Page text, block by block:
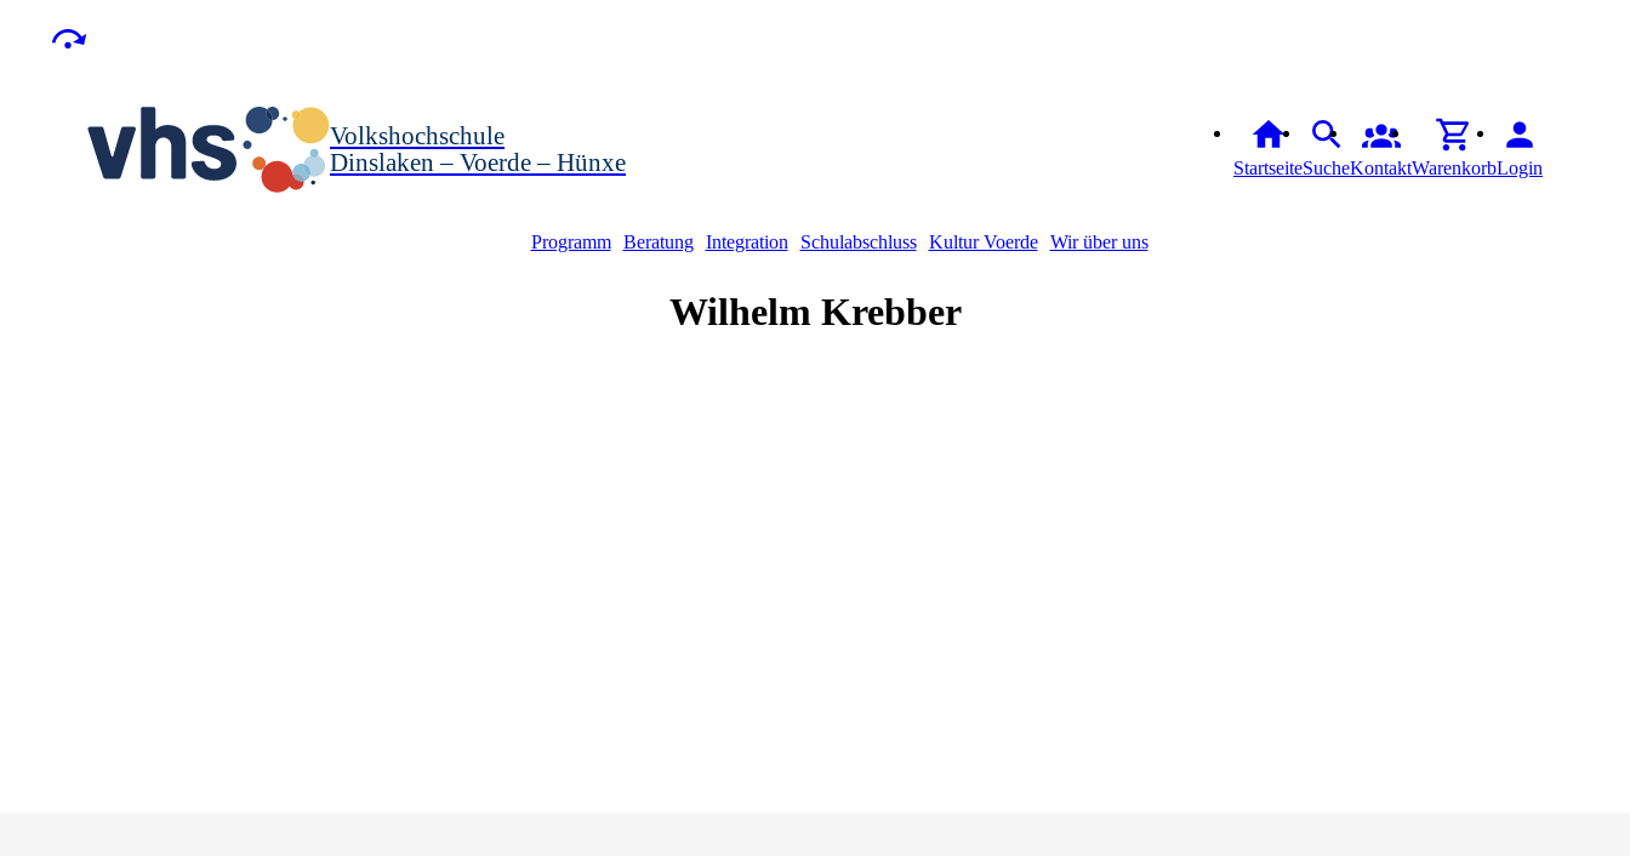
Volkshochschule
Dinslaken – Voerde – Hünxe
StartseiteSucheKontaktWarenkorbLogin
Programm Beratung Integration Schulabschluss Kultur Voerde Wir über uns
Wilhelm Krebber